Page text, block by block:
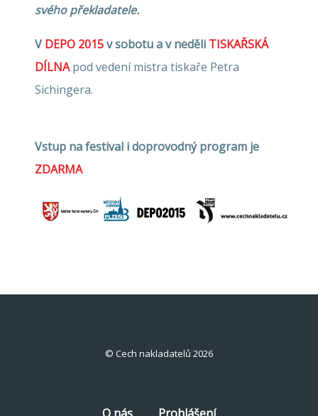
svého překladatele.
VDEPO 2015v sobotu a v neděli TISKAŘSKÁ
DÍLNApod vedení mistra tiskaře Petra
Sichingera.
Vstup na festival i doprovodný program je
ZDARMA
© Cech nakladatelů 2026